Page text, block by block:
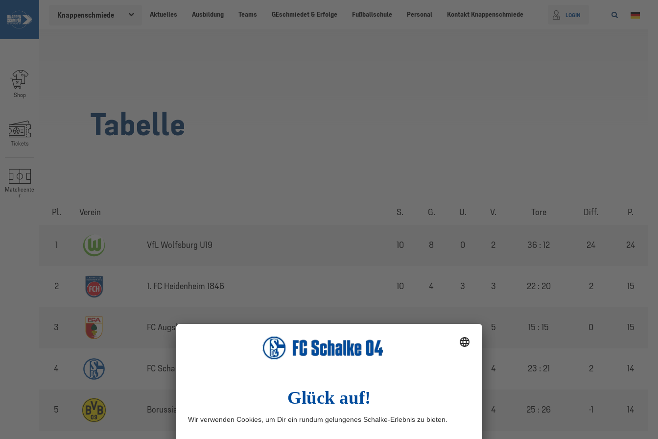
Knappenschmiede Aktuelles Ausbildung Teams GEschmiedet & Erfolge Fußballschule Personal Kontakt Knappenschmiede LOGIN
Shop
Tickets
Matchcente
r
Tabelle
Pl. Verein S. G. U. V. Tore Diff. P.
1 VfL Wolfsburg U19 10 8 0 2 36 : 12 24 24
2 1. FC Heidenheim 1846 10 4 3 3 22 : 20 2 15
3 FC Augsburg 10 5 0 5 15 : 15 0 15
4 FC Schalke 04 U19 4 23 : 21 2 14
5 Borussia Dortmund U19 4 25 : 26 -1 14